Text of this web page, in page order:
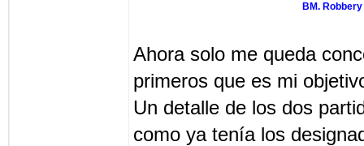
BM. Robbery
Ahora solo me queda
primeros que es mi
Un detalle de los dos
como ya tenía los